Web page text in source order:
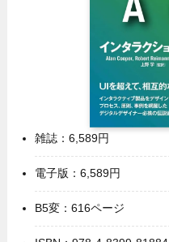
雑誌：6,589円
電子版：6,589円
B5変：616ページ